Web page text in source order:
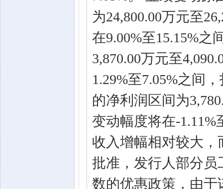
为24,800.00万元至
在9.00%至15.15%
3,870.00万元至
1.29%至7.05%之间
的净利润区间为
变动幅度将在-1.11%
收入增幅相对较大
批准，发行人部分员
数的优惠政策，由于